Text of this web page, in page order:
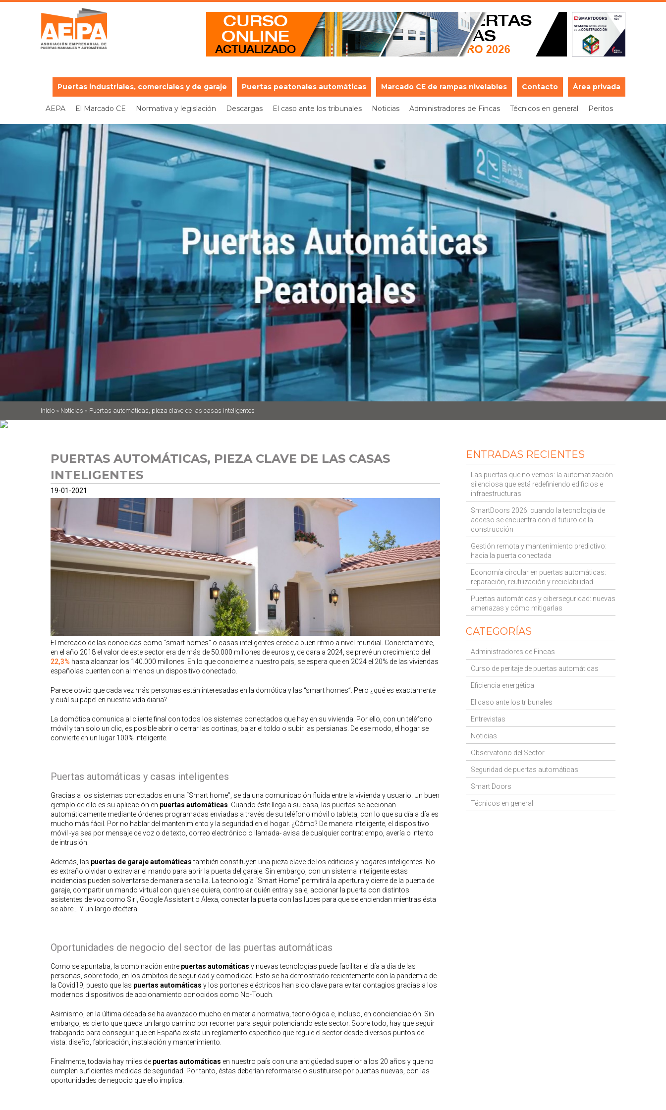
Puertas industriales, comerciales y de garaje Puertas peatonales automáticas Marcado CE de rampas nivelables Contacto Área privada
AEPA El Marcado CE Normativa y legislación Descargas El caso ante los tribunales Noticias Administradores de Fincas Técnicos en general Peritos
Inicio » Noticias » Puertas automáticas, pieza clave de las casas inteligentes
ENTRADAS RECIENTES
Las puertas que no vemos: la automatización
silenciosa que está redefiniendo edificios e
infraestructuras
SmartDoors 2026: cuando la tecnología de
acceso se encuentra con el futuro de la
construcción
Gestión remota y mantenimiento predictivo:
hacia la puerta conectada
Economía circular en puertas automáticas:
reparación, reutilización y reciclabilidad
Puertas automáticas y ciberseguridad: nuevas
amenazas y cómo mitigarlas
CATEGORÍAS
Administradores de Fincas
Curso de peritaje de puertas automáticas
Eficiencia energética
El caso ante los tribunales
Entrevistas
Noticias
Observatorio del Sector
Seguridad de puertas automáticas
Smart Doors
Técnicos en general
PUERTAS AUTOMÁTICAS, PIEZA CLAVE DE LAS CASAS
INTELIGENTES
19-01-2021
El mercado de las conocidas como “smart homes” o casas inteligentes crece a buen ritmo a nivel mundial. Concretamente,
en el año 2018 el valor de este sector era de más de 50.000 millones de euros y, de cara a 2024, se prevé un crecimiento del
22,3% hasta alcanzar los 140.000 millones. En lo que concierne a nuestro país, se espera que en 2024 el 20% de las viviendas
españolas cuenten con al menos un dispositivo conectado.
Parece obvio que cada vez más personas están interesadas en la domótica y las “smart homes”. Pero ¿qué es exactamente
y cuál su papel en nuestra vida diaria?
La domótica comunica al cliente final con todos los sistemas conectados que hay en su vivienda. Por ello, con un teléfono
móvil y tan solo un clic, es posible abrir o cerrar las cortinas, bajar el toldo o subir las persianas. De ese modo, el hogar se
convierte en un lugar 100% inteligente.
Puertas automáticas y casas inteligentes
Gracias a los sistemas conectados en una “Smart home”, se da una comunicación fluida entre la vivienda y usuario. Un buen
ejemplo de ello es su aplicación en puertas automáticas. Cuando éste llega a su casa, las puertas se accionan
automáticamente mediante órdenes programadas enviadas a través de su teléfono móvil o tableta, con lo que su día a día es
mucho más fácil. Por no hablar del mantenimiento y la seguridad en el hogar. ¿Cómo? De manera inteligente, el dispositivo
móvil -ya sea por mensaje de voz o de texto, correo electrónico o llamada- avisa de cualquier contratiempo, avería o intento
de intrusión.
Además, las puertas de garaje automáticastambién constituyen una pieza clave de los edificios y hogares inteligentes. No
es extraño olvidar o extraviar el mando para abrir la puerta del garaje. Sin embargo, con un sistema inteligente estas
incidencias pueden solventarse de manera sencilla. La tecnología “Smart Home” permitirá la apertura y cierre de la puerta de
garaje, compartir un mando virtual con quien se quiera, controlar quién entra y sale, accionar la puerta con distintos
asistentes de voz como Siri, Google Assistant o Alexa, conectar la puerta con las luces para que se enciendan mientras ésta
se abre… Y un largo etcétera.
Oportunidades de negocio del sector de las puertas automáticas
Como se apuntaba, la combinación entre puertas automáticas y nuevas tecnologías puede facilitar el día a día de las
personas, sobre todo, en los ámbitos de seguridad y comodidad. Esto se ha demostrado recientemente con la pandemia de
la Covid19, puesto que las puertas automáticas y los portones eléctricos han sido clave para evitar contagios gracias a los
modernos dispositivos de accionamiento conocidos como No-Touch.
Asimismo, en la última década se ha avanzado mucho en materia normativa, tecnológica e, incluso, en concienciación. Sin
embargo, es cierto que queda un largo camino por recorrer para seguir potenciando este sector. Sobre todo, hay que seguir
trabajando para conseguir que en España exista un reglamento específico que regule el sector desde diversos puntos de
vista: diseño, fabricación, instalación y mantenimiento.
Finalmente, todavía hay miles de puertas automáticas en nuestro país con una antigüedad superior a los 20 años y que no
cumplen suficientes medidas de seguridad. Por tanto, éstas deberían reformarse o sustituirse por puertas nuevas, con las
oportunidades de negocio que ello implica.